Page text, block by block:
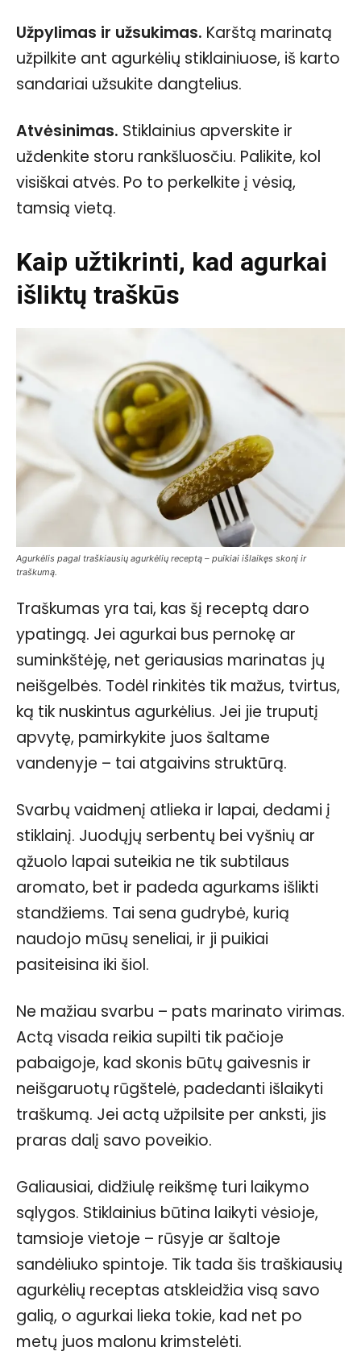
Užpylimas ir užsukimas. Karštą marinatą
užpilkite ant agurkėlių stiklainiuose, iš karto
sandariai užsukite dangtelius.
Atvėsinimas. Stiklainius apverskite ir
uždenkite storu rankšluosčiu. Palikite, kol
visiškai atvės. Po to perkelkite į vėsią,
tamsią vietą.
Kaip užtikrinti, kad agurkai
išliktų traškūs
Agurkėlis pagal traškiausių agurkėlių receptą – puikiai išlaikęs skonį ir
traškumą.
Traškumas yra tai, kas šį receptą daro
ypatingą. Jei agurkai bus pernokę ar
suminkštėję, net geriausias marinatas jų
neišgelbės. Todėl rinkitės tik mažus, tvirtus,
ką tik nuskintus agurkėlius. Jei jie truputį
apvytę, pamirkykite juos šaltame
vandenyje – tai atgaivins struktūrą.
Svarbų vaidmenį atlieka ir lapai, dedami į
stiklainį. Juodųjų serbentų bei vyšnių ar
ąžuolo lapai suteikia ne tik subtilaus
aromato, bet ir padeda agurkams išlikti
standžiems. Tai sena gudrybė, kurią
naudojo mūsų seneliai, ir ji puikiai
pasiteisina iki šiol.
Ne mažiau svarbu – pats marinato virimas.
Actą visada reikia supilti tik pačioje
pabaigoje, kad skonis būtų gaivesnis ir
neišgaruotų rūgštelė, padedanti išlaikyti
traškumą. Jei actą užpilsite per anksti, jis
praras dalį savo poveikio.
Galiausiai, didžiulę reikšmę turi laikymo
sąlygos. Stiklainius būtina laikyti vėsioje,
tamsioje vietoje – rūsyje ar šaltoje
sandėliuko spintoje. Tik tada šis traškiausių
agurkėlių receptas atskleidžia visą savo
galią, o agurkai lieka tokie, kad net po
metų juos malonu krimstelėti.